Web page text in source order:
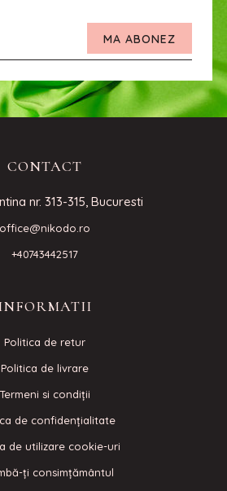
MA ABONEZ
CONTACT
nr. 313-315, Bucuresti
office@nikodo.ro
+40743442517
Politica de retur
Politica de livrare
Termeni si condiţii
de confidenţialitate
de utilizare cookie-uri
ți consimțământul